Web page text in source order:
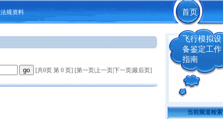
法规资料 首页
[共0页 第 0 页] [第一页上一页下一页最后页]
飞行模拟设
备鉴定工作
指南
当前频道检索